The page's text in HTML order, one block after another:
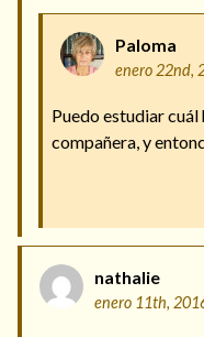
Paloma
enero 22nd,
Puedo estudiar cuál
compañera, y
nathalie
enero 11th,